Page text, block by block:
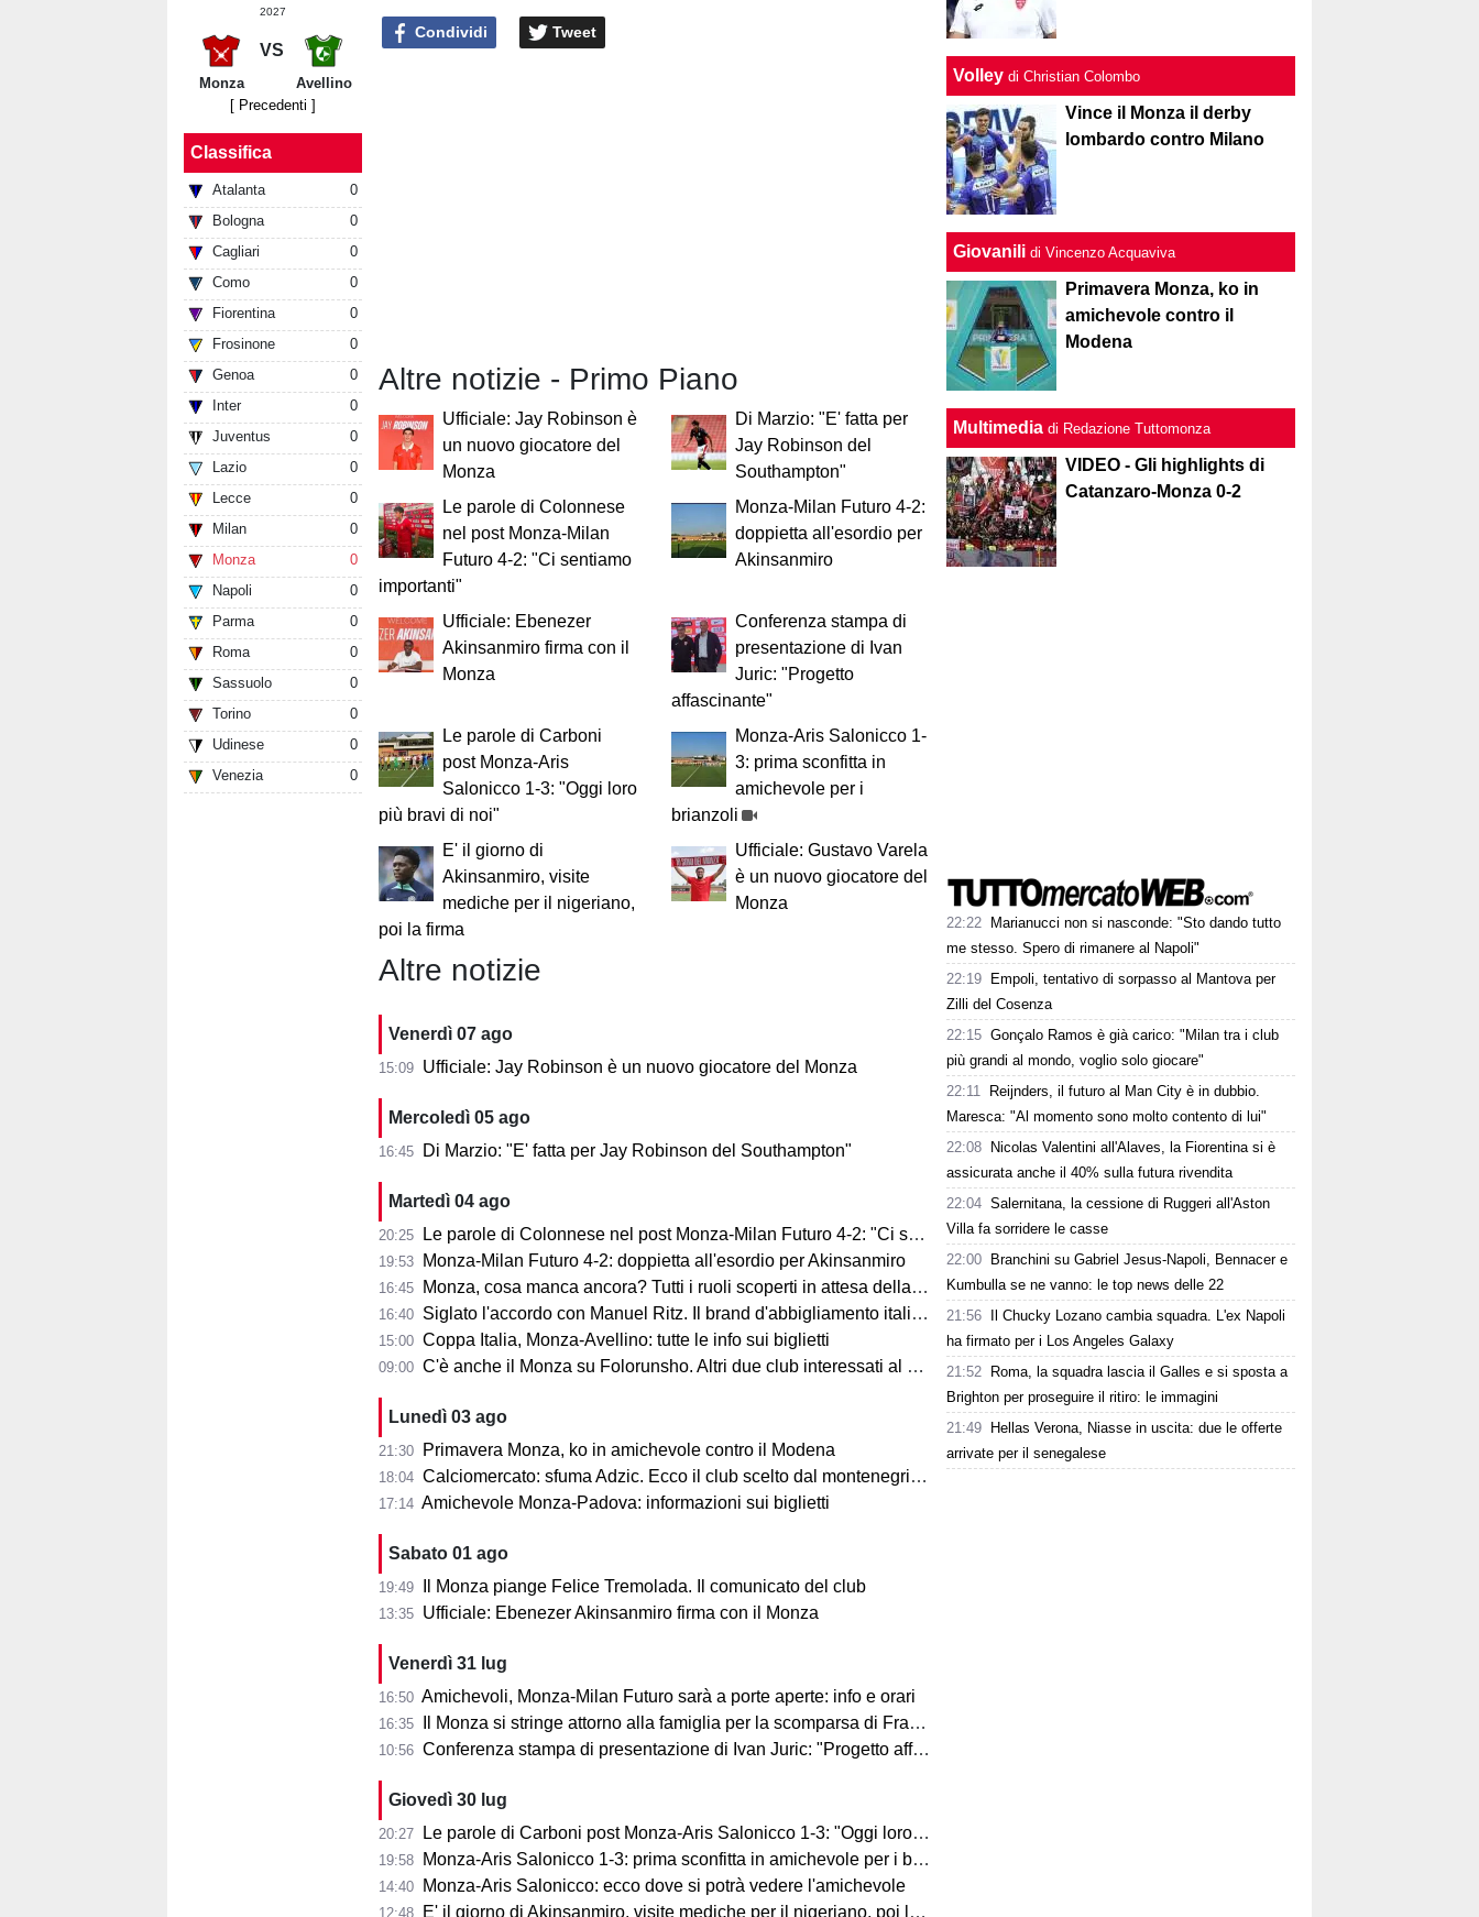
2027
VS
Monza
Avellino
[ Precedenti ]
Classifica
Atalanta
0
Bologna
0
Cagliari
0
Como
0
Fiorentina
0
Frosinone
0
Genoa
0
Inter
0
Juventus
0
Lazio
0
Lecce
0
Milan
0
Monza
0
Napoli
0
Parma
0
Roma
0
Sassuolo
0
Torino
0
Udinese
0
Venezia
0
Condividi Tweet
Altre notizie - Primo Piano
Ufficiale: Jay Robinson è
un nuovo giocatore del
Monza
Di Marzio: "E' fatta per
Jay Robinson del
Southampton"
Le parole di Colonnese
nel post Monza-Milan
Futuro 4-2: "Ci sentiamo
importanti"
Monza-Milan Futuro 4-2:
doppietta all'esordio per
Akinsanmiro
Ufficiale: Ebenezer
Akinsanmiro firma con il
Monza
Conferenza stampa di
presentazione di Ivan
Juric: "Progetto
affascinante"
Le parole di Carboni
post Monza-Aris
Salonicco 1-3: "Oggi loro
più bravi di noi"
Monza-Aris Salonicco 1-
3: prima sconfitta in
amichevole per i
brianzoli
E' il giorno di
Akinsanmiro, visite
mediche per il nigeriano,
poi la firma
Ufficiale: Gustavo Varela
è un nuovo giocatore del
Monza
Altre notizie
Venerdì 07 ago
15:09 Ufficiale: Jay Robinson è un nuovo giocatore del Monza
Mercoledì 05 ago
16:45 Di Marzio: "E' fatta per Jay Robinson del Southampton"
Martedì 04 ago
20:25 Le parole di Colonnese nel post Monza-Milan Futuro 4-2: "Ci sentiamo importanti"
19:53 Monza-Milan Futuro 4-2: doppietta all'esordio per Akinsanmiro
16:45 Monza, cosa manca ancora? Tutti i ruoli scoperti in attesa della fine del mercato
16:40 Siglato l'accordo con Manuel Ritz. Il brand d'abbigliamento italiano vestirà il Monza
15:00 Coppa Italia, Monza-Avellino: tutte le info sui biglietti
09:00 C'è anche il Monza su Folorunsho. Altri due club interessati al giocatore
Lunedì 03 ago
21:30 Primavera Monza, ko in amichevole contro il Modena
18:04 Calciomercato: sfuma Adzic. Ecco il club scelto dal montenegrino.
17:14 Amichevole Monza-Padova: informazioni sui biglietti
Sabato 01 ago
19:49 Il Monza piange Felice Tremolada. Il comunicato del club
13:35 Ufficiale: Ebenezer Akinsanmiro firma con il Monza
Venerdì 31 lug
16:50 Amichevoli, Monza-Milan Futuro sarà a porte aperte: info e orari
16:35 Il Monza si stringe attorno alla famiglia per la scomparsa di Franco Baresi
10:56 Conferenza stampa di presentazione di Ivan Juric: "Progetto affascinante"
Giovedì 30 lug
20:27 Le parole di Carboni post Monza-Aris Salonicco 1-3: "Oggi loro più bravi di noi"
19:58 Monza-Aris Salonicco 1-3: prima sconfitta in amichevole per i brianzoli
14:40 Monza-Aris Salonicco: ecco dove si potrà vedere l'amichevole
12:48 E' il giorno di Akinsanmiro, visite mediche per il nigeriano, poi la firma
Volley di Christian Colombo
Vince il Monza il derby
lombardo contro Milano
Giovanili di Vincenzo Acquaviva
Primavera Monza, ko in
amichevole contro il
Modena
Multimedia di Redazione Tuttomonza
VIDEO - Gli highlights di
Catanzaro-Monza 0-2
22:22
Marianucci non si nasconde: "Sto dando tutto
me stesso. Spero di rimanere al Napoli"
22:19
Empoli, tentativo di sorpasso al Mantova per
Zilli del Cosenza
22:15 Gonçalo Ramos è già carico: "Milan tra i club
più grandi al mondo, voglio solo giocare"
22:11
Reijnders, il futuro al Man City è in dubbio.
Maresca: "Al momento sono molto contento di lui"
22:08
Nicolas Valentini all'Alaves, la Fiorentina si è
assicurata anche il 40% sulla futura rivendita
22:04 Salernitana, la cessione di Ruggeri all'Aston
Villa fa sorridere le casse
22:00
Branchini su Gabriel Jesus-Napoli, Bennacer e
Kumbulla se ne vanno: le top news delle 22
21:56
Il Chucky Lozano cambia squadra. L'ex Napoli
ha firmato per i Los Angeles Galaxy
21:52
Roma, la squadra lascia il Galles e si sposta a
Brighton per proseguire il ritiro: le immagini
21:49
Hellas Verona, Niasse in uscita: due le offerte
arrivate per il senegalese